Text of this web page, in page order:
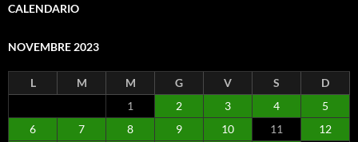
CALENDARIO
NOVEMBRE 2023
L M M G V S
D
1
2 3 4
5
6
7 8 9 10 11
12